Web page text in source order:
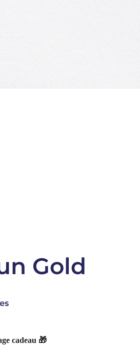
Gold
cadeau 🎁